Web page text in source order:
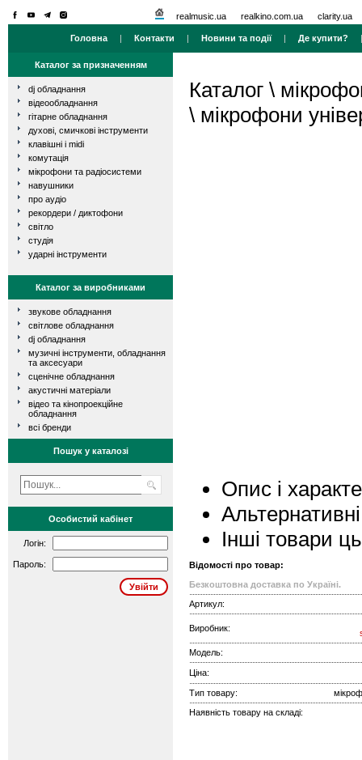
realmusic.ua realkino.com.ua clarity.ua
Головна | Контакти | Новини та події| Де купити?
Каталог за призначенням
dj обладнання
відеообладнання
гітарне обладнання
духові, смичкові інструменти
клавішні і midi
комутація
мікрофони та радіосистеми
навушники
про аудіо
рекордери / диктофони
світло
студія
ударні інструменти
Каталог за виробниками
звукове обладнання
світлове обладнання
dj обладнання
музичні інструменти, обладнання
та аксесуари
сценічне обладнання
акустичні матеріали
відео та кінопроекційне
обладнання
всі бренди
Пошук у каталозі
Особистий кабінет
Логін:
Пароль:
Каталог \
\ мікрофони
Опис і
Інші товари
Відомості про товар:
Безкоштовна доставка по Україні.
Артикул:
Виробник:
Модель:
Ціна:
Тип товару:
Наявність товару на складі: